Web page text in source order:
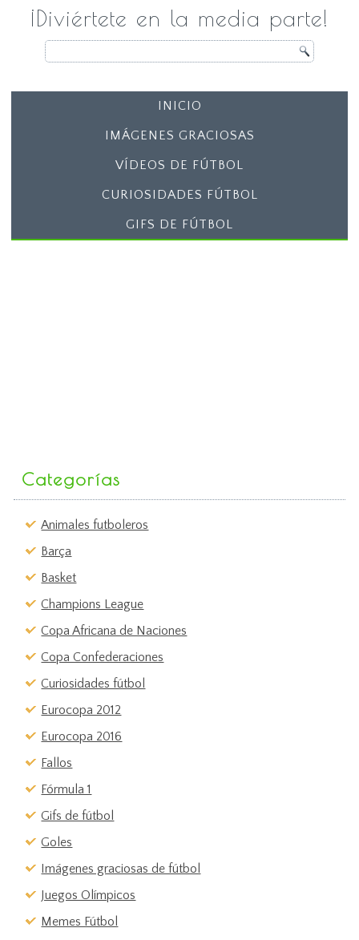
¡Diviértete en la media parte!
INICIO
IMÁGENES GRACIOSAS
VÍDEOS DE FÚTBOL
CURIOSIDADES FÚTBOL
GIFS DE FÚTBOL
Categorías
Animales futboleros
Barça
Basket
Champions League
Copa Africana de Naciones
Copa Confederaciones
Curiosidades fútbol
Eurocopa 2012
Eurocopa 2016
Fallos
Fórmula 1
Gifs de fútbol
Goles
Imágenes graciosas de fútbol
Juegos Olímpicos
Memes Fútbol